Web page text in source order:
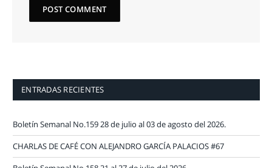
ENTRADAS RECIENTES
Boletín Semanal No.159 28 de julio al 03 de agosto del 2026.
CHARLAS DE CAFÉ CON ALEJANDRO GARCÍA PALACIOS #67